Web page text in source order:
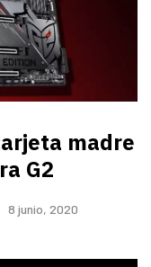
madre
G2
8 junio, 2020